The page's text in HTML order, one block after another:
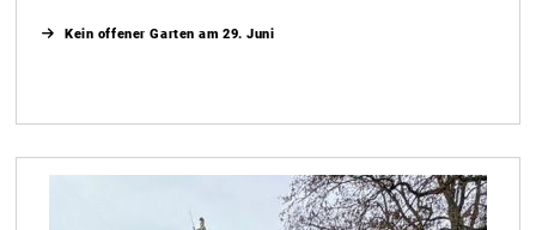
Kein offener Garten am 29. Juni